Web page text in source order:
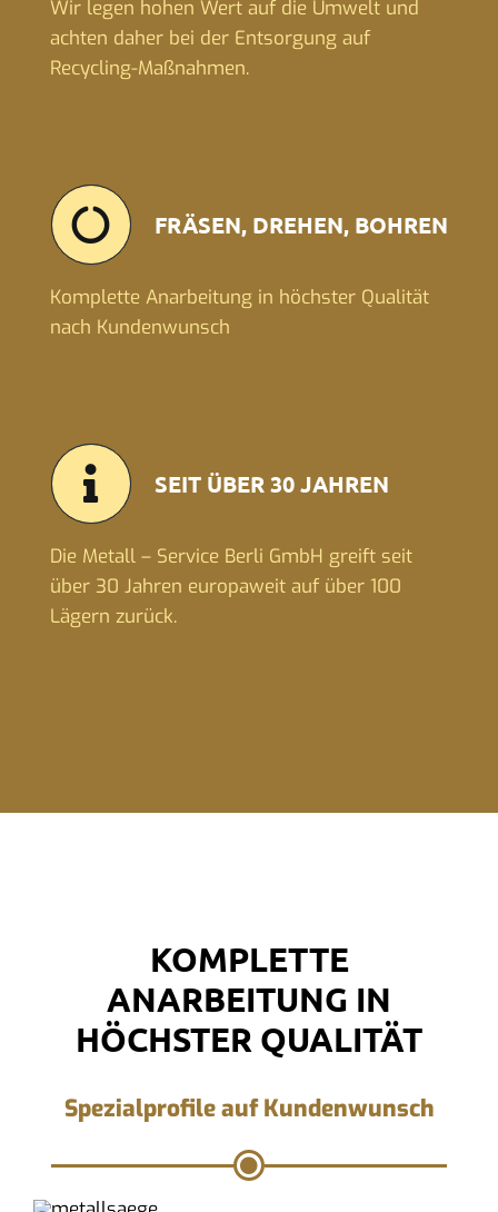
Wir legen hohen Wert auf die Umwelt und
achten daher bei der Entsorgung auf
Recycling-Maßnahmen.
FRÄSEN, DREHEN, BOHREN
Komplette Anarbeitung in höchster Qualität
nach Kundenwunsch
SEIT ÜBER 30 JAHREN
Die Metall – Service Berli GmbH greift seit
über 30 Jahren europaweit auf über 100
Lägern zurück.
KOMPLETTE
ANARBEITUNG IN
HÖCHSTER QUALITÄT
Spezialprofile auf Kundenwunsch